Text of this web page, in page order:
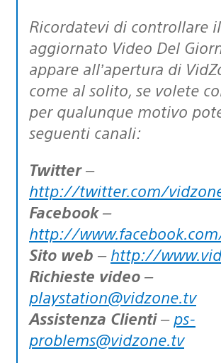
Ricordatevi di controllare il sempre
aggiornato Video Del
appare all’apertura di
come al solito, se volete
per qualunque motivo
seguenti canali:
Twitter–
http://twitter.com/
Facebook–
http://
Sito web – http://
Richieste video –
playstation@vidzone.tv
Assistenza Clienti– ps-
problems@vidzone.tv